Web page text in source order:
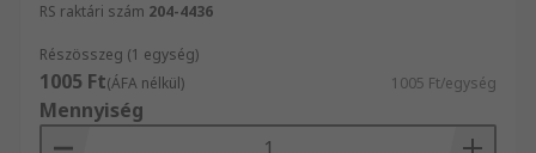
RS raktári szám 204-4436
Részösszeg (1 egység)
1005 Ft(ÁFA nélkül) 1005 Ft/egység
Mennyiség